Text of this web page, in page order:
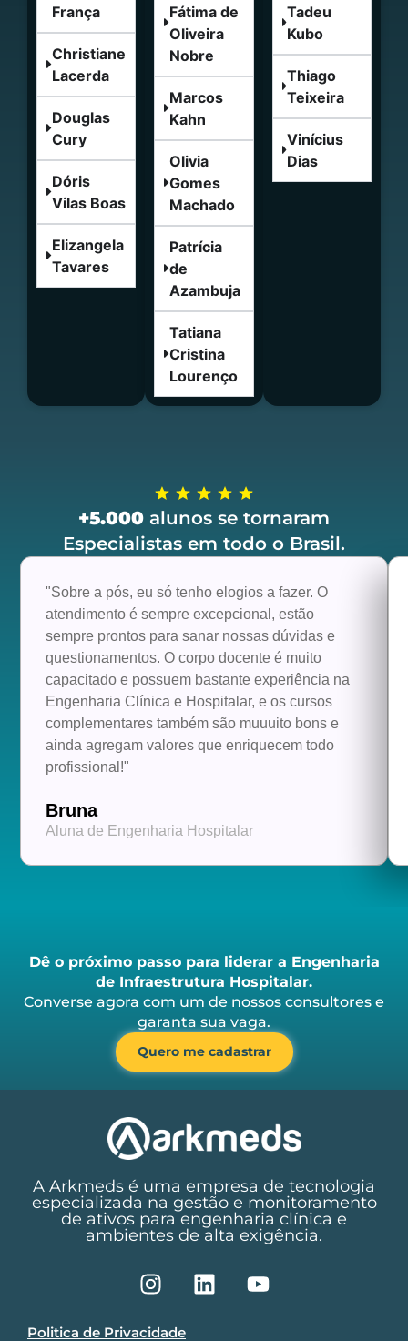
França
Christiane
Lacerda
Douglas
Cury
Dóris
Vilas Boas
Elizangela
Tavares
Fátima de
Oliveira
Nobre
Marcos
Kahn
Olivia
Gomes
Machado
Patrícia
de
Azambuja
Tatiana
Cristina
Lourenço
Tadeu
Kubo
Thiago
Teixeira
Vinícius
Dias
+5.000 alunos se tornaram
Especialistas em todo o Brasil.
"Sobre a pós, eu só tenho elogios a fazer. O
atendimento é sempre excepcional, estão
sempre prontos para sanar nossas dúvidas e
questionamentos. O corpo docente é muito
capacitado e possuem bastante experiência na
Engenharia Clínica e Hospitalar, e os cursos
complementares também são muuuito bons e
ainda agregam valores que enriquecem todo
profissional!"
Bruna
Aluna de Engenharia Hospitalar
Dê o próximo passo para liderar a Engenharia
de Infraestrutura Hospitalar.
Converse agora com um de nossos consultores e
garanta sua vaga.
Quero me cadastrar
A Arkmeds é uma empresa de tecnologia
especializada na gestão e monitoramento
de ativos para engenharia clínica e
ambientes de alta exigência.
Politica de Privacidade